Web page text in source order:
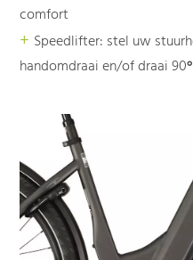
comfort
+ Speedlifter: stel uw
handomdraai en/of draai 90°